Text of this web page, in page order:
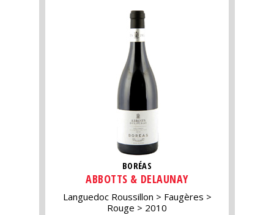
BORÉAS
ABBOTTS & DELAUNAY
Languedoc Roussillon
Faugères
Rouge
2010